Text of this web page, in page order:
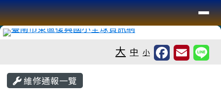
跳至主內容區
臺南市復興國小全球資訊網
導覽列
大 中 小
主內容區域
維修通報一覽
頁尾區域